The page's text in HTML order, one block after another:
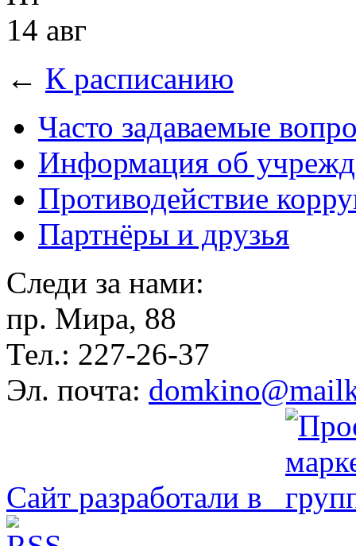
14 авг
← К расписанию
Часто задаваемые
Информация об
Противодействие
Партнёры и друзья
Следи за нами:
пр. Мира, 88
Тел.: 227-26-37
Эл. почта:
Сайт разработали в